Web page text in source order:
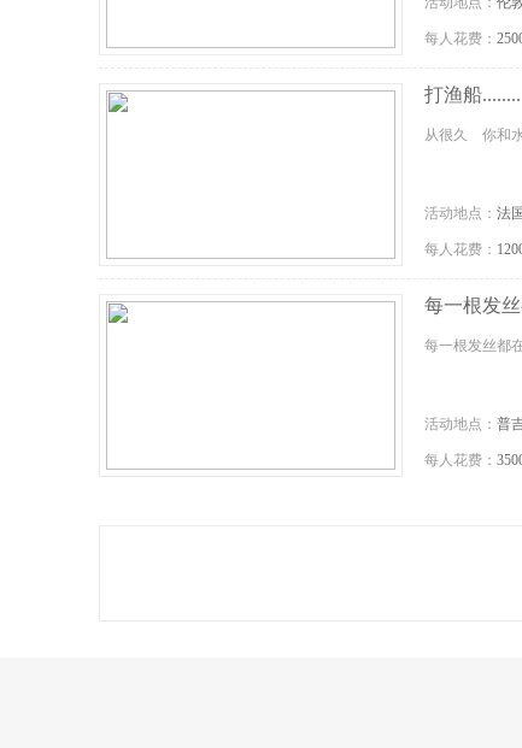
每人花费：
打渔船........
从很久 你和
活动地点： 法国
每人花费：
每一根发
每一根发丝都
活动地点： 普
每人花费：